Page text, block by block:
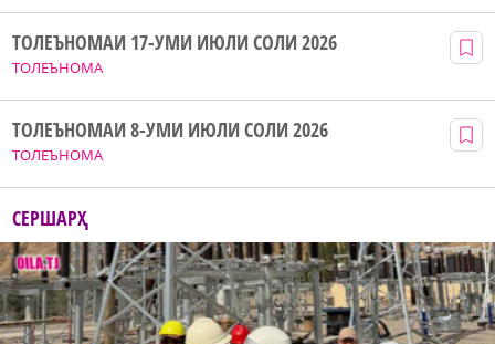
ТОЛЕЪНОМА
ТОЛЕЪНОМАИ 17-УМИ ИЮЛИ СОЛИ 2026
ТОЛЕЪНОМА
ТОЛЕЪНОМАИ 8-УМИ ИЮЛИ СОЛИ 2026
СЕРШАРҲ